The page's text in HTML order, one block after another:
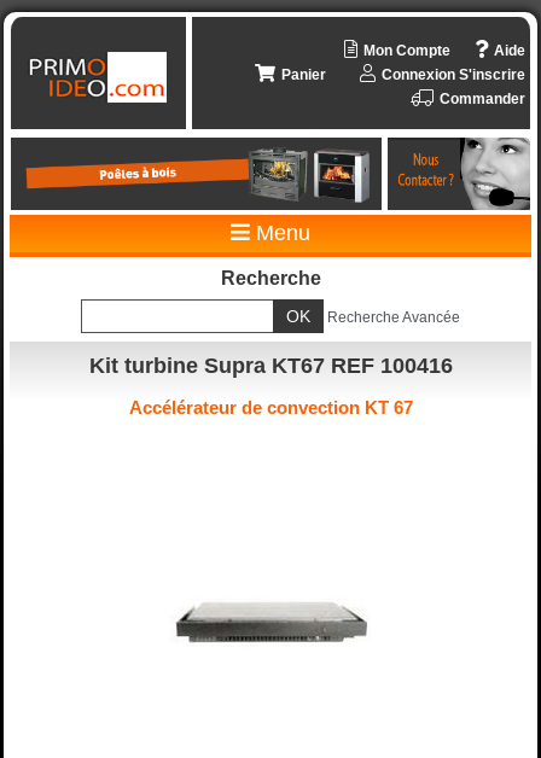
Aide
Mon Compte
Connexion S'inscrire
Panier
Commander
Menu
Recherche
Recherche Avancée
Kit turbine Supra KT67 REF 100416
Accélérateur de convection KT 67